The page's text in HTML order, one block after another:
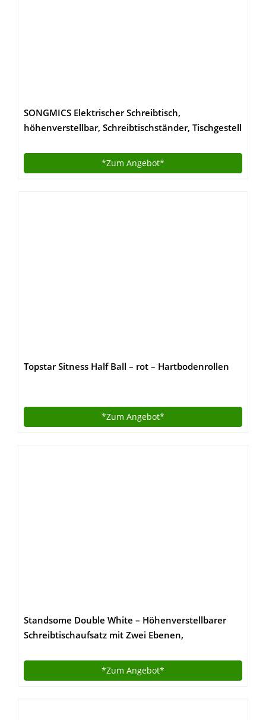
SONGMICS Elektrischer Schreibtisch,
höhenverstellbar, Schreibtischständer, Tischgestell
vintagebraun-schwarz LSD012B01
*Zum Angebot*
Topstar Sitness Half Ball – rot – Hartbodenrollen
*Zum Angebot*
Standsome Double White – Höhenverstellbarer
Schreibtischaufsatz mit Zwei Ebenen,
Arbeitsplatz aus Holz weiß
*Zum Angebot*